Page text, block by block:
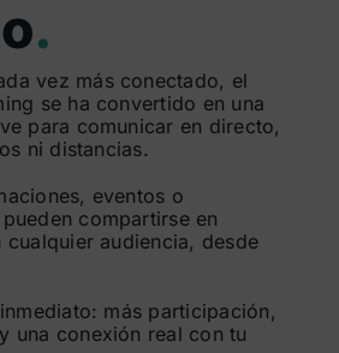
.
vez más conectado, el
se ha convertido en una
para comunicar en directo,
ni distancias.
eventos o
compartirse en
audiencia, desde
más participación,
una conexión real con tu